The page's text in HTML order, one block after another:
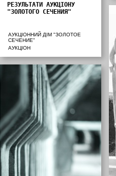
РЕЗУЛЬТАТИ АУКЦІОНУ
"ЗОЛОТОГО СЕЧЕНИЯ"
АУКЦІОННИЙ ДІМ "ЗОЛОТОЕ
СЕЧЕНИЕ"
АУКЦІОН